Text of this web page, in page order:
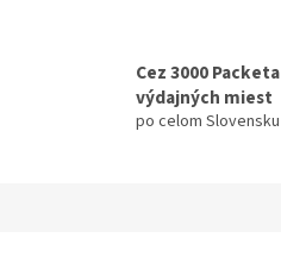
Cez 3000 Packeta
výdajných miest
po celom Slovensku